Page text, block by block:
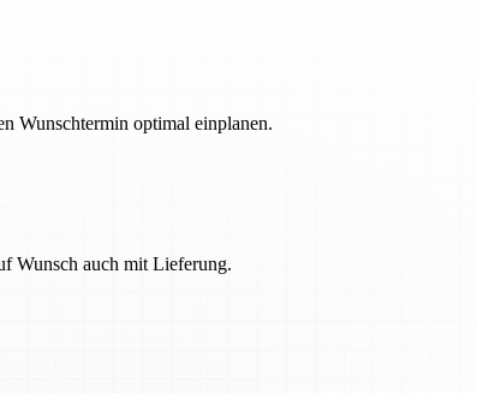
Wunschtermin optimal einplanen.
Wunsch auch mit Lieferung.